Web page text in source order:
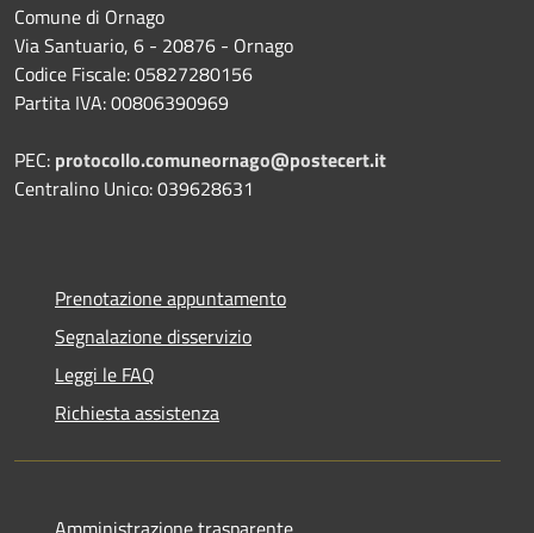
Comune di Ornago
Via Santuario, 6 - 20876 - Ornago
Codice Fiscale: 05827280156
Partita IVA: 00806390969
PEC: protocollo.comuneornago@postecert.it
Centralino Unico: 039628631
Prenotazione appuntamento
Segnalazione disservizio
Leggi le FAQ
Richiesta assistenza